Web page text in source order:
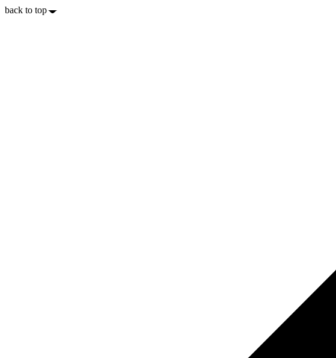
back to top